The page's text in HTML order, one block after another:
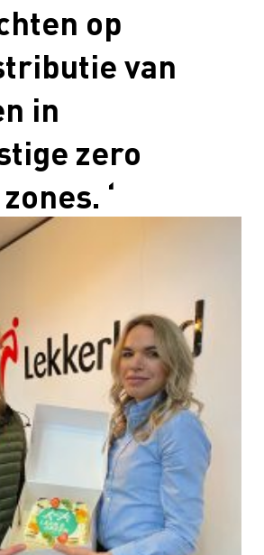
op
van
in
zero
.